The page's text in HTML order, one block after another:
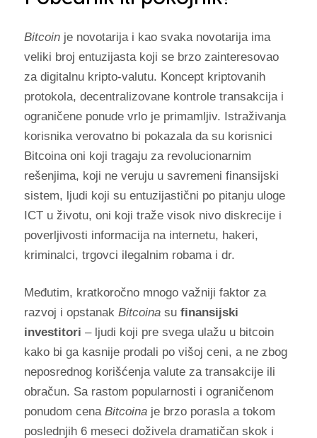
Bitcoinje novotarija i kao svaka novotarija ima
veliki broj entuzijasta koji se brzo zainteresovao
za digitalnu kripto-valutu. Koncept kriptovanih
protokola, decentralizovane kontrole transakcija i
ograničene ponude vrlo je primamljiv. Istraživanja
korisnika verovatno bi pokazala da su korisnici
Bitcoina oni koji tragaju za revolucionarnim
rešenjima, koji ne veruju u savremeni finansijski
sistem, ljudi koji su entuzijastični po pitanju uloge
ICT u životu, oni koji traže visok nivo diskrecije i
poverljivosti informacija na internetu, hakeri,
kriminalci, trgovci ilegalnim robama i dr.
Međutim, kratkoročno mnogo važniji faktor za
razvoj i opstanak Bitcoinasu finansijski
investitori – ljudi koji pre svega ulažu u bitcoin
kako bi ga kasnije prodali po višoj ceni, a ne zbog
neposrednog korišćenja valute za transakcije ili
obračun. Sa rastom popularnosti i ograničenom
ponudom cena Bitcoinaje brzo porasla a tokom
poslednjih 6 meseci doživela dramatičan skok i